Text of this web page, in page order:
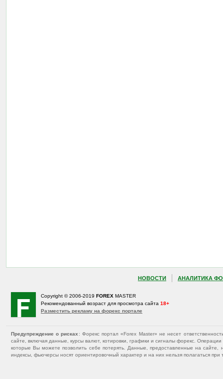
НОВОСТИ АНАЛИТИКА
Copyright © 2006-2019 FOREX MASTER
Рекомендованный возраст для просмотра сайта 18+
Разместить рекламу на форекс портале
Предупреждение о рисках : Форекс портал «Forex Master» не несет
сайте, включая данные, курсы валют, котировки, графики и сигналы форекс.
которые Вы можете позволить себе потерять. Данные, предоставленные на
индексы, фьючерсы носят ориентировочный характер и на них нельзя полагаться при